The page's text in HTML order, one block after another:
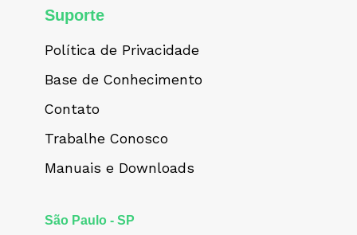
Suporte
Política de Privacidade
Base de Conhecimento
Contato
Trabalhe Conosco
Manuais e Downloads
São Paulo - SP